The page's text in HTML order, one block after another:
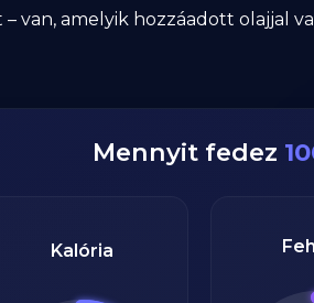
– van, amelyik hozzáadott olajjal
Mennyit fedez
Kalória